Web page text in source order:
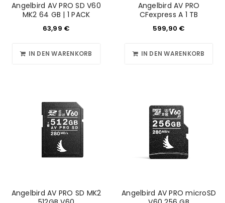
Angelbird AV PRO SD V60
MK2 64 GB | 1 PACK
63,99 €
IN DEN WARENKORB
Angelbird AV PRO
CFexpress A 1 TB
599,90 €
IN DEN WARENKORB
Angelbird AV PRO SD MK2
Angelbird AV PRO microSD